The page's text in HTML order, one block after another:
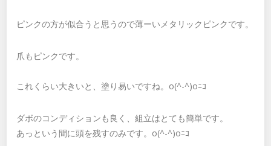
ピンクの方が似合うと思うので薄ーいメタリックピンクです。
爪もピンクです。
これくらい大きいと、塗り易いですね。o(^-^)oﾆｺ
ダボのコンディションも良く、組立はとても簡単です。
あっという間に頭を残すのみです。o(^-^)oﾆｺ